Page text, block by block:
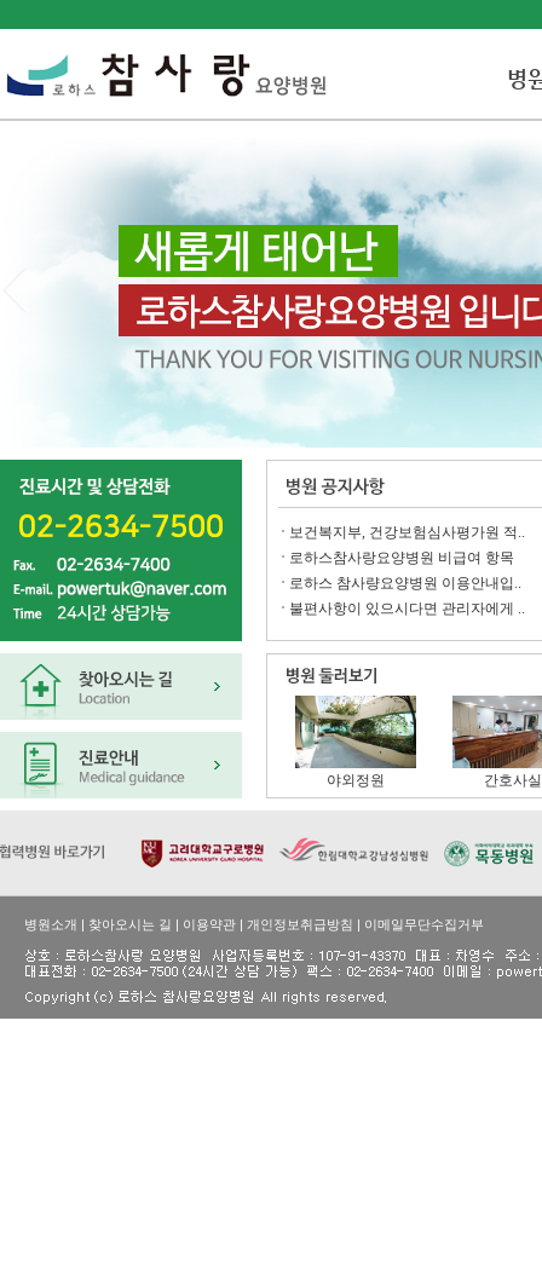
병
보건복지부, 건강보험심사평가원 적..
로하스참사랑요양병원 비급여 항목
로하스 참사량요양병원 이용안내입..
불편사항이 있으시다면 관리자에게 ..
야외정원 간호사실
병원소개 | 찾아오시는 길 | 이용약관 | 개인정보취급방침 | 이메일무단수집거부